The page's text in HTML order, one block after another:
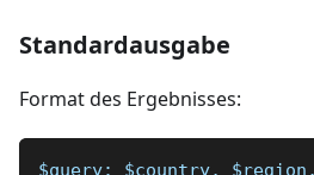
Standardausgabe
Format des Ergebnisses:
$query: $country,